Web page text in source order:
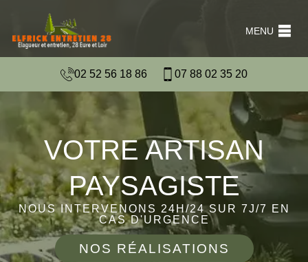
MENU
02 52 56 18 86 07 88 02 35 20
VOTRE ARTISAN
PAYSAGISTE
NOUS INTERVENONS 24H/24 SUR 7J/7 EN
CAS D'URGENCE
NOS RÉALISATIONS